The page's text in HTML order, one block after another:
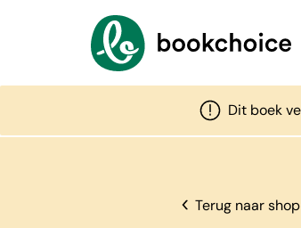
Dit boek
Terug naar shop